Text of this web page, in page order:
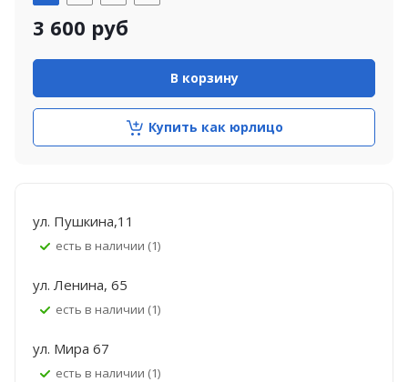
3 600 руб
В корзину
Купить как юрлицо
ул. Пушкина,11
Есть в наличии (1)
ул. Ленина, 65
Есть в наличии (1)
ул. Мира 67
Есть в наличии (1)